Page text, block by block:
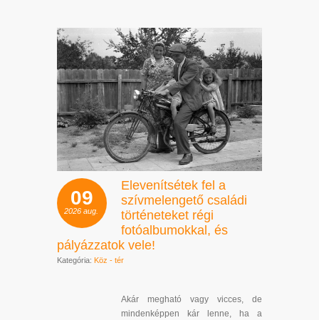
09
2026 aug.
Elevenítsétek fel a
szívmelengető családi
történeteket régi
fotóalbumokkal, és
pályázzatok vele!
Kategória: Köz - tér
Akár megható vagy vicces, de
mindenképpen kár lenne, ha a